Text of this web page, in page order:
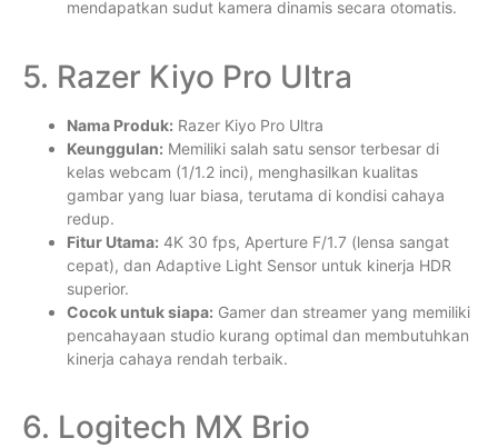
mendapatkan sudut kamera dinamis secara otomatis.
5. Razer Kiyo Pro Ultra
Nama Produk: Razer Kiyo Pro Ultra
Keunggulan: Memiliki salah satu sensor terbesar di
kelas webcam (1/1.2 inci), menghasilkan kualitas
gambar yang luar biasa, terutama di kondisi cahaya
redup.
Fitur Utama: 4K 30 fps, Aperture F/1.7 (lensa sangat
cepat), dan Adaptive Light Sensor untuk kinerja HDR
superior.
Cocok untuk siapa: Gamer dan streamer yang memiliki
pencahayaan studio kurang optimal dan membutuhkan
kinerja cahaya rendah terbaik.
6. Logitech MX Brio